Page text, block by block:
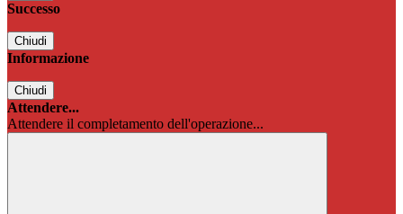
Successo
Chiudi
Informazione
Chiudi
Attendere...
Attendere il completamento dell'operazione...